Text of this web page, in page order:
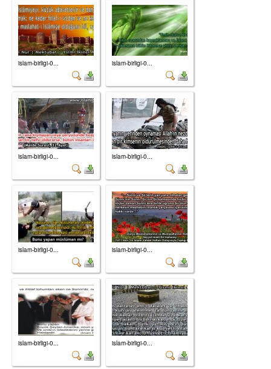
islam-birligi-0... islam-birligi-0...
islam-birligi-0... islam-birligi-0...
islam-birligi-0... islam-birligi-0...
islam-birligi-0... islam-birligi-0...